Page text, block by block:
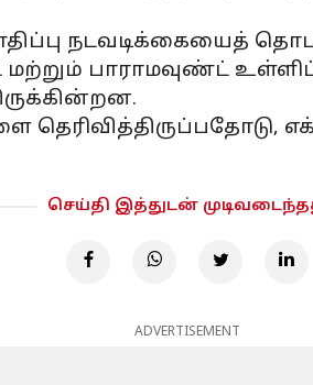
நடவடிக்கையைத்
பாராமவுண்ட்
செய்தி இத்துடன்
ADVERTISEMENT